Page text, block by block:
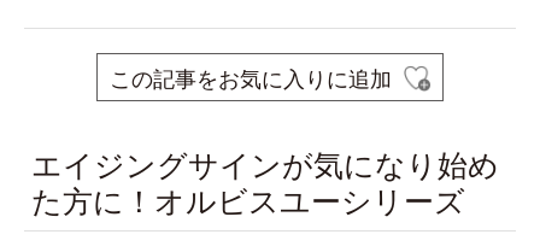
この記事をお気に入りに追加
エイジングサインが気になり始め
た方に！オルビスユーシリーズ